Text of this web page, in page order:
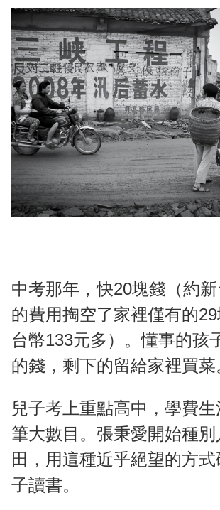
中考那年，快20塊錢（約新
的費用掏空了家裡僅有的
台幣133元多）。懂事的孩
的錢，剩下的留給家裡買菜
兒子考上重點高中，學費
筆大數目。張秉愛開始種別
田，用這種近乎絕望的方
子讀書。